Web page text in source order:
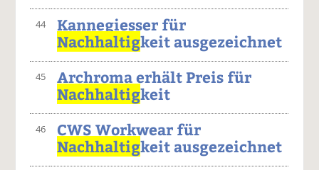
44
Kannegiesser für
Nachhaltigkeit ausgezeichnet
45
Archroma erhält Preis für
Nachhaltigkeit
46
CWS Workwear für
Nachhaltigkeit ausgezeichnet